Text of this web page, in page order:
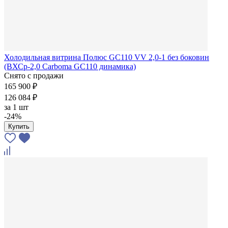
Холодильная витрина Полюс GC110 VV 2,0-1 без боковин
(ВХСр-2,0 Carboma GC110 динамика)
Снято с продажи
165 900 ₽
126 084 ₽
за 1 шт
-24%
Купить